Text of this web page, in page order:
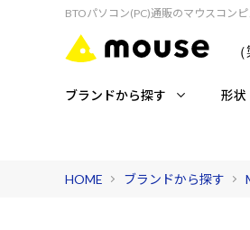
BTOパソコン(PC)通販のマウスコンピ
ブランドから探す 形状
HOME ブランドから探す